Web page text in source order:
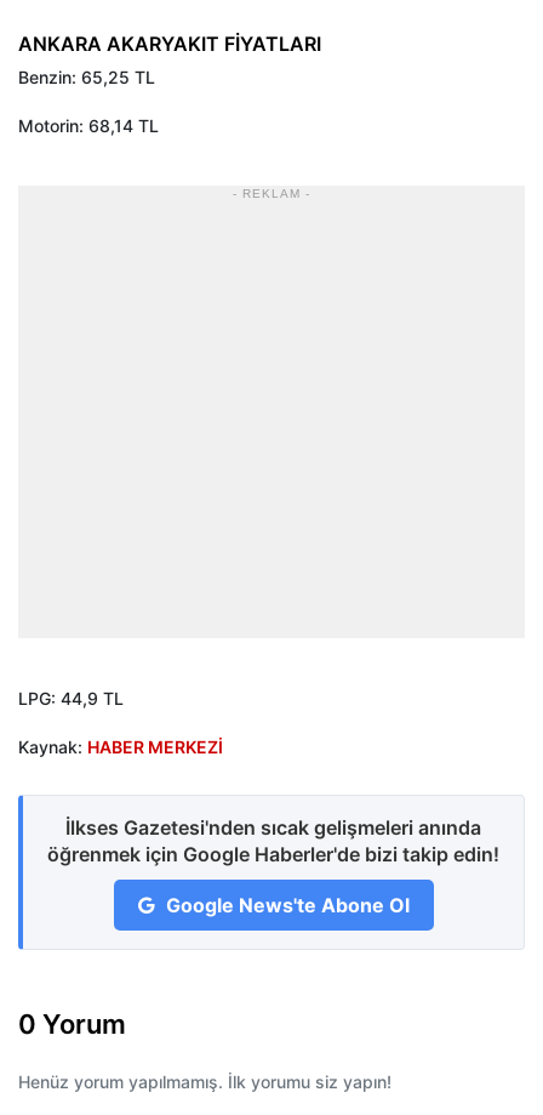
ANKARA AKARYAKIT FİYATLARI
Benzin: 65,25 TL
Motorin: 68,14 TL
- REKLAM -
LPG: 44,9 TL
Kaynak: HABER MERKEZİ
İlkses Gazetesi'nden sıcak gelişmeleri anında
öğrenmek için Google Haberler'de bizi takip edin!
Google News'te Abone Ol
0 Yorum
Henüz yorum yapılmamış. İlk yorumu siz yapın!